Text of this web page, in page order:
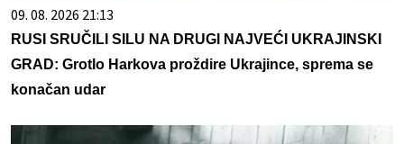
09. 08. 2026 21:13
RUSI SRUČILI SILU NA DRUGI NAJVEĆI UKRAJINSKI
GRAD: Grotlo Harkova proždire Ukrajince, sprema se
konačan udar